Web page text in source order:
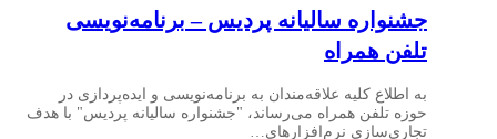
جشنواره سالیانه پردیس – برنامه‌نویسی
تلفن همراه
به اطلاع کلیه علاقه‌مندان به برنامه‌نویسی و ایده‌پردازی در
حوزه تلفن همراه می‌رساند، "جشنواره سالیانه پردیس" با هدف
تجاری‌سازی نرم‌افزارهای…